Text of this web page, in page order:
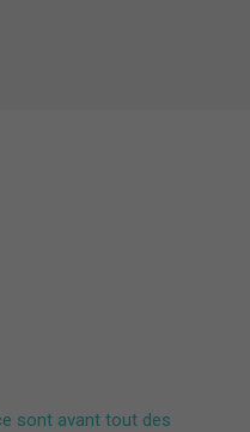
sont avant tout des